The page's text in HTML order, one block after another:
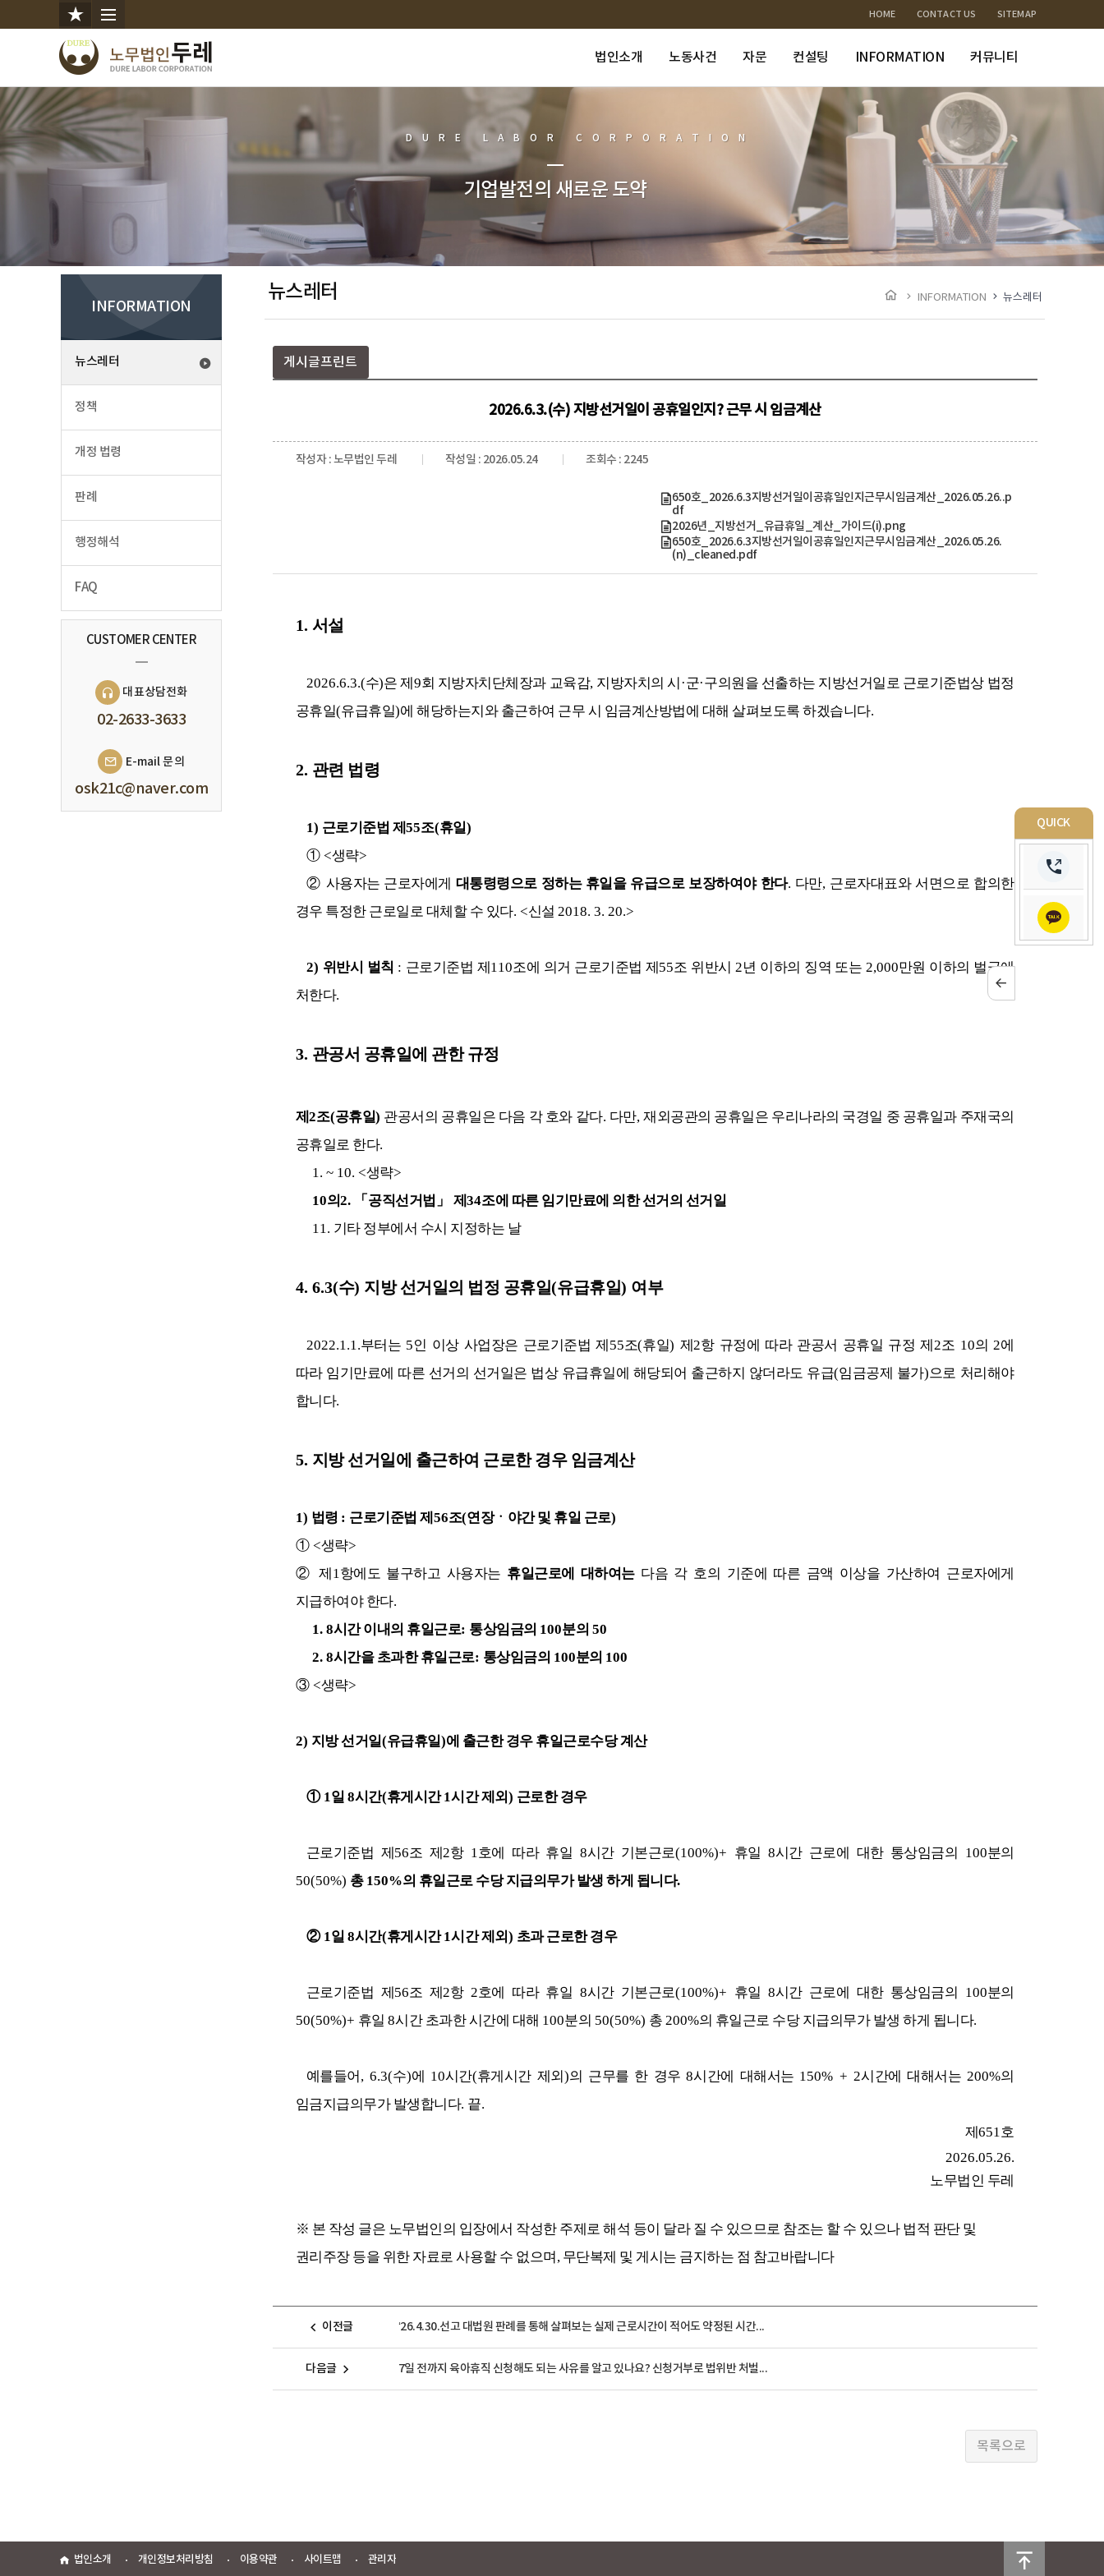
QUICK
HOME CONTACT US SITEMAP
법인소개 노동사건 자문 컨설팅 INFORMATION 커뮤니티
DURE LABOR CORPORATION
기업발전의 새로운 도약
INFORMATION
뉴스레터
정책
개정 법령
판례
행정해석
FAQ
CUSTOMER CENTER
대표상담전화
02-2633-3633
E-mail 문의
osk21c@naver.com
뉴스레터 INFORMATION 뉴스레터
게시글프린트
2026.6.3.(수) 지방선거일이 공휴일인지? 근무 시 임금계산
작성자 : 노무법인 두레 작성일 : 2026.05.24 조회수 : 2245
650호_2026.6.3지방선거일이공휴일인지근무시임금계산_2026.05.26..p
df
2026년_지방선거_유급휴일_계산_가이드(i).png
650호_2026.6.3지방선거일이공휴일인지근무시임금계산_2026.05.26.
(n)_cleaned.pdf
1. 서설
2026.6.3.(수)은 제9회 지방자치단체장과 교육감, 지방자치의 시 ·군·구의원을 선출하는 지방선거일로 근로기준법상 법정
공휴일(유급휴일)에 해당하는지와 출근하여 근무 시 임금계산방법에 대해 살펴보도록 하겠습니다.
2. 관련 법령
1) 근로기준법 제55조(휴일)
① <생략>
② 사용자는 근로자에게 대통령령으로 정하는 휴일을 유급으로 보장하여야 한다. 다만, 근로자대표와 서면으로 합의한
경우 특정한 근로일로 대체할 수 있다. <신설 2018. 3. 20.>
2) 위반시 벌칙 : 근로기준법 제110조에 의거 근로기준법 제55조 위반시2년 이하의 징역 또는 2,000만원 이하의 벌금에
처한다.
3. 관공서 공휴일에 관한 규정
제 2조(공휴일) 관공서의 공휴일은 다음 각 호와 같다. 다만, 재외공관의 공휴일은 우리나라의 국경일 중 공휴일과 주재국의
공휴일로 한다.
1. ~ 10. <생략>
10의2. 「 공직선거법 」 제 34조에 따른 임기만료에 의한 선거의 선거일
11. 기타 정부에서 수시 지정하는 날
4. 6.3(수) 지방 선거일의 법정 공휴일(유급휴일) 여부
2022.1.1.부터는 5인 이상 사업장은 근로기준법 제 55조(휴일) 제2항 규정에 따라 관공서 공휴일 규정 제2조 10의2에
따라 임기만료에 따른 선거의 선거일은 법상 유급휴일에 해당되어 출근하지 않더라도 유급(임금공제 불가)으로 처리해야
합니다.
5. 지방 선거일에 출근하여 근로한 경우 임금계산
1) 법령 : 근로기준법 제 56조(연장ㆍ야간 및 휴일 근로)
① <생략>
②제 1항에도 불구하고 사용자는 휴일근로에 대하여는 다음 각 호의 기준에 따른 금액 이상을 가산하여 근로자에게
지급하여야 한다.
1. 8시간 이내의 휴일근로: 통상임금의 100분의 50
2. 8시간을 초과한 휴일근로: 통상임금의 100분의 100
③ <생략>
2) 지방 선거일(유급휴일)에 출근한 경우 휴일근로수당 계산
① 1일 8시간(휴게시간1시간 제외 ) 근로한 경우
근로기준법 제56조 제2항 1호에 따라 휴일 8시간 기본근로(100%)+ 휴일 8시간 근로에 대한 통상임금의 100분의
50(50%) 총 150%의 휴일근로 수당 지급의무가 발생 하게 됩니다.
② 1일 8시간(휴게시간1시간 제외 ) 초과 근로한 경우
근로기준법 제56조 제2항 2호에 따라 휴일 8시간 기본근로(100%)+ 휴일 8시간 근로에 대한 통상임금의 100분의
50(50%)+ 휴일 8시간 초과한 시간에 대해 100분의 50(50%) 총 200%의 휴일근로 수당 지급의무가 발생 하게 됩니다.
예를들어 , 6.3(수)에 10시간(휴게시간 제외)의 근무를 한 경우8시간에 대해서는 150% + 2시간에 대해서는200%의
임금지급의무가 발생합니다. 끝.
제651호
2026.05.26.
노무법인 두레
※ 본 작성 글은 노무법인의 입장에서 작성한 주제로 해석 등이 달라 질 수 있으므로 참조는 할 수 있으나 법적 판단 및
권리주장 등을 위한 자료로 사용할 수 없으며, 무단복제 및 게시는 금지하는 점 참고바랍니다
이전글 ‘26.4.30.선고 대법원 판례를 통해 살펴보는 실제 근로시간이 적어도 약정된 시간...
다음글 7일 전까지 육아휴직 신청해도 되는 사유를 알고 있나요? 신청거부로 법위반 처벌...
법인소개 개인정보처리방침 이용약관 사이트맵 관리자